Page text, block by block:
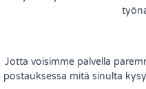
Jotta voisimme palvella
postauksessa mitä sinulta